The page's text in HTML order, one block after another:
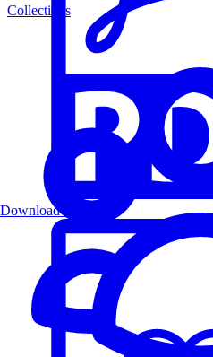
Collections
Download PDF